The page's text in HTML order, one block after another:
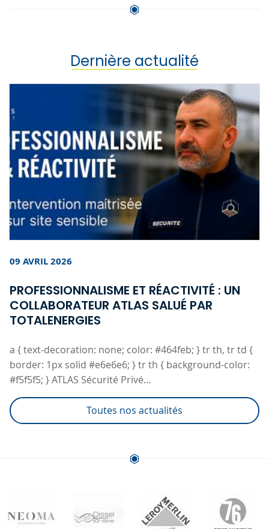
Dernière actualité
09 AVRIL 2026
PROFESSIONNALISME ET RÉACTIVITÉ : UN
COLLABORATEUR ATLAS SALUÉ PAR
TOTALENERGIES
a { text-decoration: none; color: #464feb; } tr th, tr td {
border: 1px solid #e6e6e6; } tr th { background-color:
#f5f5f5; } ATLAS Sécurité Privé…
Toutes nos actualités